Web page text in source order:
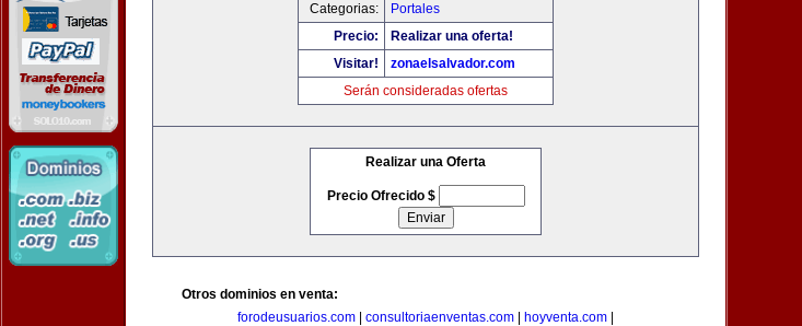
Categorias:
Portales
Precio:
Realizar una oferta!
Visitar!
zonaelsalvador.com
Serán consideradas ofertas
Realizar una Oferta
Precio Ofrecido $
Otros dominios en venta:
forodeusuarios.com
consultoriaenventas.com hoyventa.com